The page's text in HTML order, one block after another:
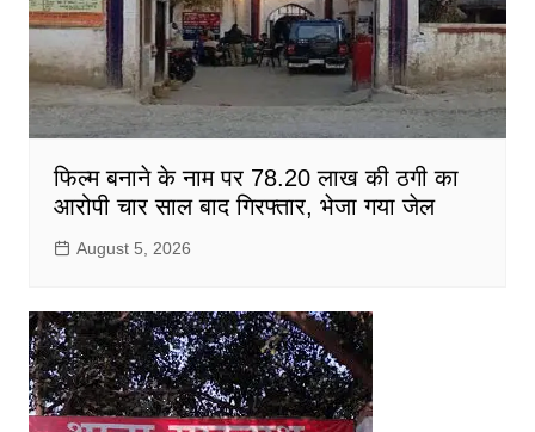
फिल्म बनाने के नाम पर 78.20 लाख की ठगी का
आरोपी चार साल बाद गिरफ्तार, भेजा गया जेल
August 5, 2026